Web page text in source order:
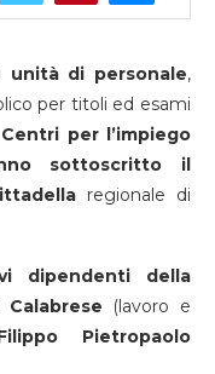
unità di personale,
per titoli ed esami
per l’impiego
sottoscritto il
regionale di
dipendenti della
(lavoro e
Pietropaolo